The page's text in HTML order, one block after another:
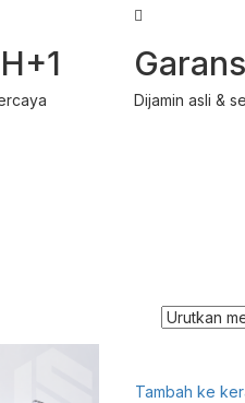
Dijamin asli &
Tambah ke